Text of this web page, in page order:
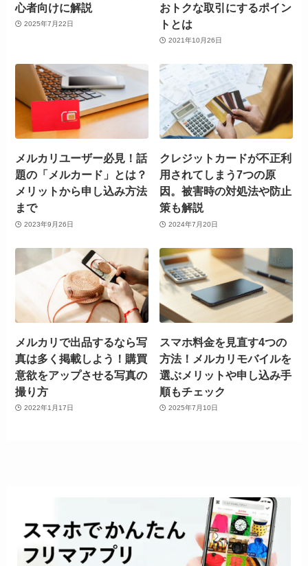
心者向けに解説
2025年7月22日
おトクな取引にするポイン
トとは
2021年10月26日
メルカリユーザー必見！話
題の「メルカード」とは？
メリットから申し込み方法
まで
2023年9月26日
クレジットカードが不正利
用されてしまう7つの原
因。被害時の対処法や防止
策も解説
2024年7月20日
メルカリで出品するなら写
真は多く掲載しよう！購買
意欲をアップさせる写真の
撮り方
2022年1月17日
スマホ料金を見直す4つの
方法！メルカリモバイルを
選ぶメリットや申し込み手
順もチェック
2025年7月10日